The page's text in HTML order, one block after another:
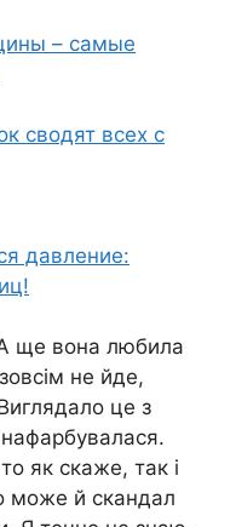
– самые
сводят всех с
давление:
ще вона любила
не йде,
це з
як скаже, так і
може й скандал